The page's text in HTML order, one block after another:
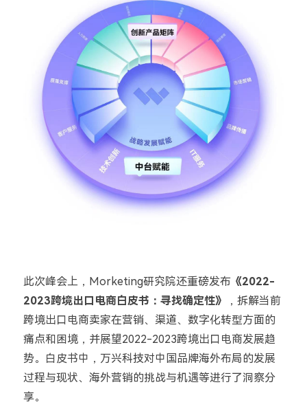
此次峰会上，Morketing研究院还重磅发布《2022-
2023跨境出口电商白皮书：寻找确定性》
，拆解当前
跨境出口电商卖家在营销、渠道、数字化转型方面的
痛点和困境，并展望2022-2023跨境出口电商发展趋
势。白皮书中，万兴科技对中国品牌海外布局的发展
过程与现状、海外营销的挑战与机遇等进行了洞察分
享。